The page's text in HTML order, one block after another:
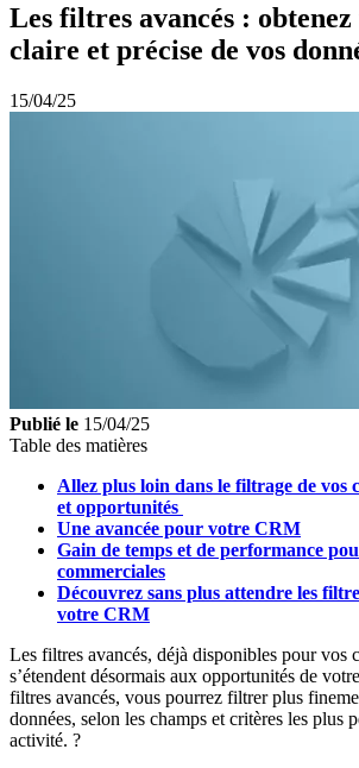
Les filtres avancés :
claire et précise de vos
15/04/25
Publié le 15/04/25
Table des matières
Allez plus loin dans le filtrage de vos
et opportunités
Une avancée pour votre CRM
Gain de temps et de performance
commerciales
Découvrez sans plus attendre les
votre CRM
Les filtres avancés, déjà disponibles pour vos
s’étendent désormais aux opportunités de
filtres avancés, vous pourrez filtrer plus
données, selon les champs et critères les plus
activité. ?